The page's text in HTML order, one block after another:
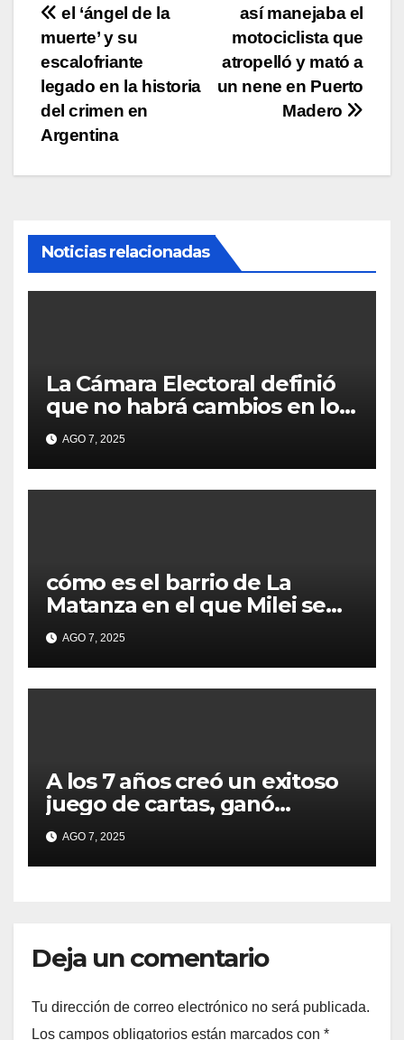
Navegación
de
entradas
así manejaba el
motociclista que
atropelló y mató a
un nene en Puerto
Madero
el ‘ángel de la
muerte’ y su
escalofriante
legado en la historia
del crimen en
Argentina
Noticias relacionadas
La Cámara Electoral definió
que no habrá cambios en los
lugares de votación en La
Matanza
AGO 7, 2025
cómo es el barrio de La
Matanza en el que Milei se
sacó la foto de lanzamiento
de campaña en provincia de
Buenos Aires
AGO 7, 2025
A los 7 años creó un exitoso
juego de cartas, ganó
millones y ahora vendió la
idea para cumplir su sueño
AGO 7, 2025
Deja un comentario
Tu dirección de correo electrónico no será publicada.
Los campos obligatorios están marcados con *